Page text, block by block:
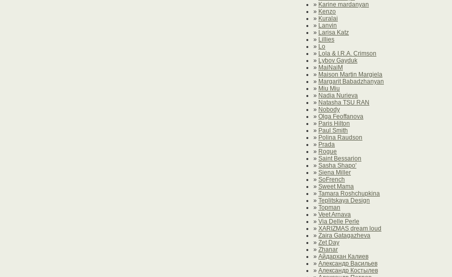
» Karine mardanyan
» Kenzo
» Kuralai
» Lanvin
» Larisa Katz
» Lillies
» Lo
» Lola & I.R.A. Crimson
» Lybov Gayduk
» MaiNaiM
» Maison Martin Margiela
» Margarit Babadzhanyan
» Miu Miu
» Nadia Nurieva
» Natasha TSU RAN
» Nobody
» Olga Feoffanova
» Paris Hilton
» Paul Smith
» Polina Raudson
» Prada
» Rogue
» Saint Bessarion
» Sasha Shapo'
» Siena Miller
» SoFrench
» Sweet Mama
» Tamara Roshchupkina
» Teplitskaya Design
» Topman
» Veet Arnava
» Via Delle Perle
» XARIZMAS dream loud
» Zaira Gatagazheva
» Zet Day
» Zhanar
» Айдархан Калиев
» Александр Васильев
» Александр Костылев